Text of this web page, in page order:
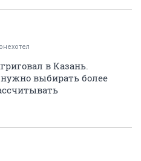
в Казань.
выбирать более